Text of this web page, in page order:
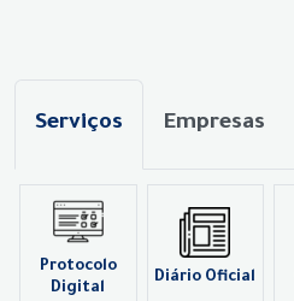
Serviços Empresas
Protocolo
Digital
Diário Oficial